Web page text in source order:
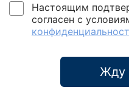
Настоящим
согласен с
Жду